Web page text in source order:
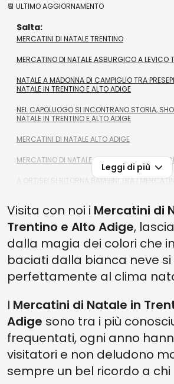
📆 ULTIMO AGGIORNAMENTO
Salta:
MERCATINI DI NATALE TRENTINO
MERCATINO DI NATALE ASBURGICO A LEVICO
NATALE A MADONNA DI CAMPIGLIO TRA
NATALE IN TRENTINO E ALTO ADIGE
NEL CAPOLUOGO SI INCONTRANO STORIA,
NATALE IN TRENTINO E ALTO ADIGE
MERCATINI DI NATALE ALTO ADIGE
MERCATINO DI NATALE BOLZANO: IL FAMOSO
A ORTISEI SI RITORNA BAMBINI TRA I
MERCATINI DI NATALE IN TRENTINO E ALTO
MERCATINO DI NATALE SAN CANDIDO: TANTA
NATURALEZZA
IL MAGICO MERCATINO SULLE RIVE DEL
BAMBINI
MERCATINO DI NATALE DI CASTEL TIROLO:
MERCATINO DI NATALE DOBBIACO-TRE CIME: LE
SOTTO LE TRE CIME
MERCATINO DI NATALE AL LAGO DI CAREZZA:
MOLTO SPECIALE
MERCATINO DI NATALE DI BRAIES
Leggi di più
Visita con noi i Mercatini di
Trentino e Alto Adige,
dalla magia dei colori che
baciati dalla bianca neve
perfettamente al clima
I Mercatini di Natale in
Adige sono tra i più
frequentati, ogni anno
visitatori e non deludono
sempre un bel ricordo a chi